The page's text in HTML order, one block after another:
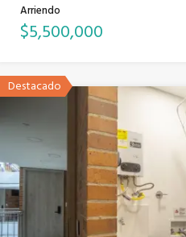
Arriendo
$5,500,000
Destacado